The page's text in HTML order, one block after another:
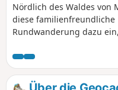
Nördlich des Waldes von
diese familienfreundliche
Rundwanderung dazu
entdecken. Die Nähe zur
galloromanischen Stätte
reichhaltige Vorkommen